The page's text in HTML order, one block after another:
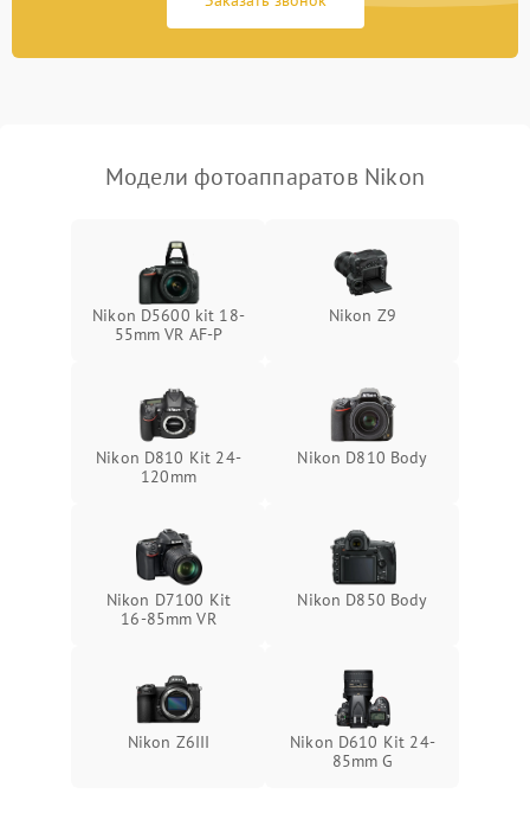
Модели фотоаппаратов Nikon
Nikon D5600 kit 18-
55mm VR AF-P
Nikon Z9
Nikon D810 Kit 24-
120mm
Nikon D810 Body
Nikon D7100 Kit
16-85mm VR
Nikon D850 Body
Nikon Z6III
Nikon D610 Kit 24-
85mm G